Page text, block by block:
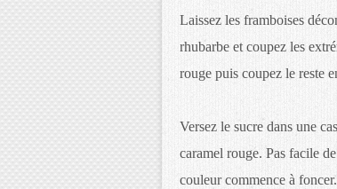
Laissez les framboises
rhubarbe et coupez les
rouge puis coupez le reste
Versez le sucre dans une
caramel rouge. Pas facile
couleur commence à